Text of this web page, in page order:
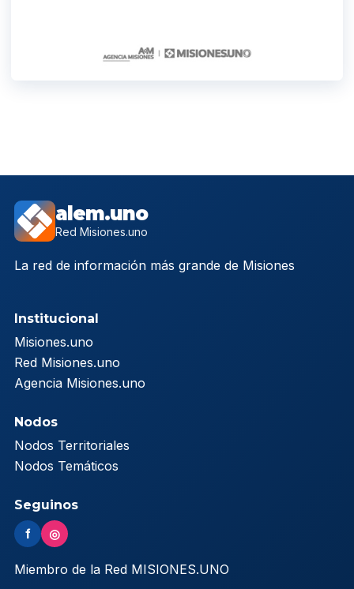
alem.uno
Red Misiones.uno
La red de información más grande de Misiones
Institucional
Misiones.uno
Red Misiones.uno
Agencia Misiones.uno
Nodos
Nodos Territoriales
Nodos Temáticos
Seguinos
f ◎
Miembro de la Red MISIONES.UNO